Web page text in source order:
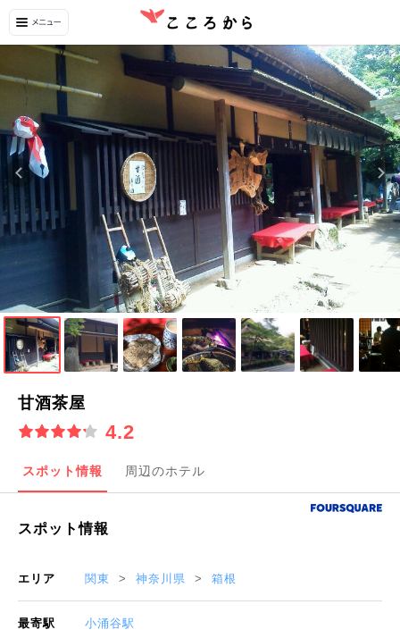
甘酒茶屋
4.2
スポット情報 周辺のホテル
スポット情報
エリア 関東 神奈川県 箱根
最寄駅 小涌谷駅